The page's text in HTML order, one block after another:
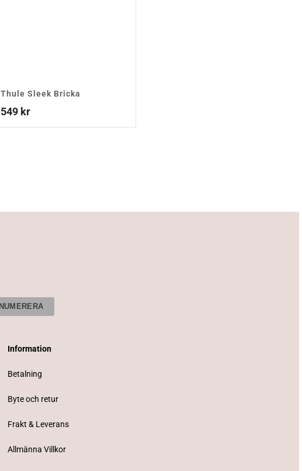
Thule Sleek Bricka
549 kr
Information
Betalning
Byte och retur
Frakt & Leverans
Allmänna Villkor